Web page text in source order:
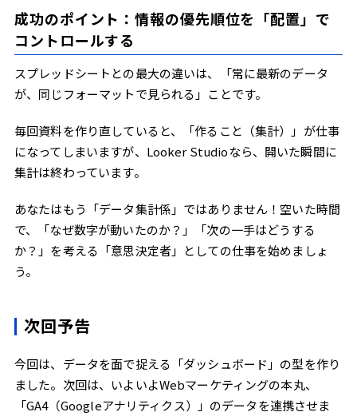
成功のポイント：情報の優先順位を「配置」で
コントロールする
スプレッドシートとの最大の違いは、「常に最新のデータ
が、同じフォーマットで見られる」ことです。
毎回資料を作り直していると、「作ること（集計）」が仕事
になってしまいますが、Looker Studioなら、開いた瞬間に
集計は終わっています。
あなたはもう「データ集計係」ではありません！空いた時間
で、「なぜ数字が動いたのか？」「次の一手はどうする
か？」を考える「意思決定者」としての仕事を始めましょ
う。
次回予告
今回は、データを面で捉える「ダッシュボード」の型を作り
ました。次回は、いよいよWebマーケティングの本丸、
「GA4（Googleアナリティクス）」のデータを連携させま